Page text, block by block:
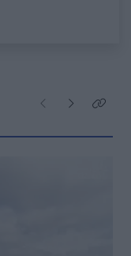
Poprzednie
NastępneKliknij